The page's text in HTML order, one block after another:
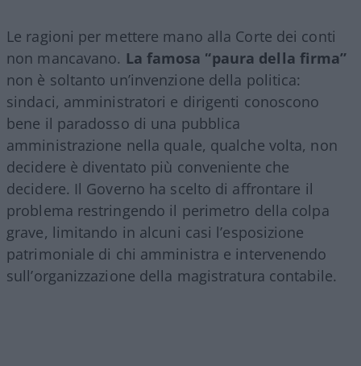
Le ragioni per mettere mano alla Corte dei conti
non mancavano. La famosa “paura della firma”
non è soltanto un’invenzione della politica:
sindaci, amministratori e dirigenti conoscono
bene il paradosso di una pubblica
amministrazione nella quale, qualche volta, non
decidere è diventato più conveniente che
decidere. Il Governo ha scelto di affrontare il
problema restringendo il perimetro della colpa
grave, limitando in alcuni casi l’esposizione
patrimoniale di chi amministra e intervenendo
sull’organizzazione della magistratura contabile.